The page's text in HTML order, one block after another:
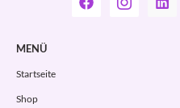
MENÜ
Startseite
Shop